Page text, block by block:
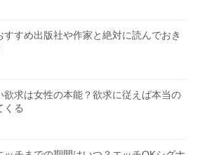
すすめ出版社や作家と絶対に読んでおき
欲求は女性の本能？欲求に従えば本当の
くる